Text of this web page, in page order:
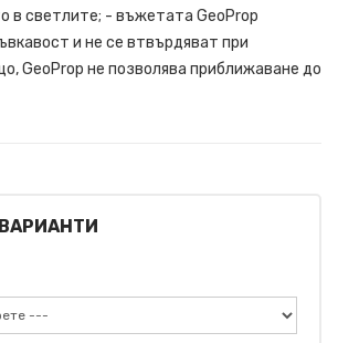
в светлите; - въжетата GeoProp
и не се втвърдяват при
GeoProp не позволява приближаване до